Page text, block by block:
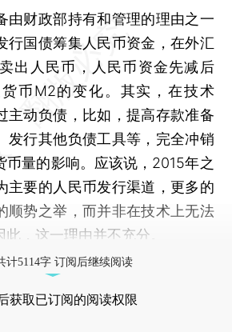
财政部持有和管理的理由之一
行国债筹集人民币资金，在外汇
出人民币，人民币资金先减后
币M2的变化。其实，在技术
主动负债，比如，提高存款准备
发行其他负债工具等，完全冲销
币量的影响。应该说，2015年之
主要的人民币发行渠道，更多的
顺势之举，而并非在技术上无法
，这一理由并不充分。
计5114字 订阅后继续阅读
获取已订阅的阅读权限